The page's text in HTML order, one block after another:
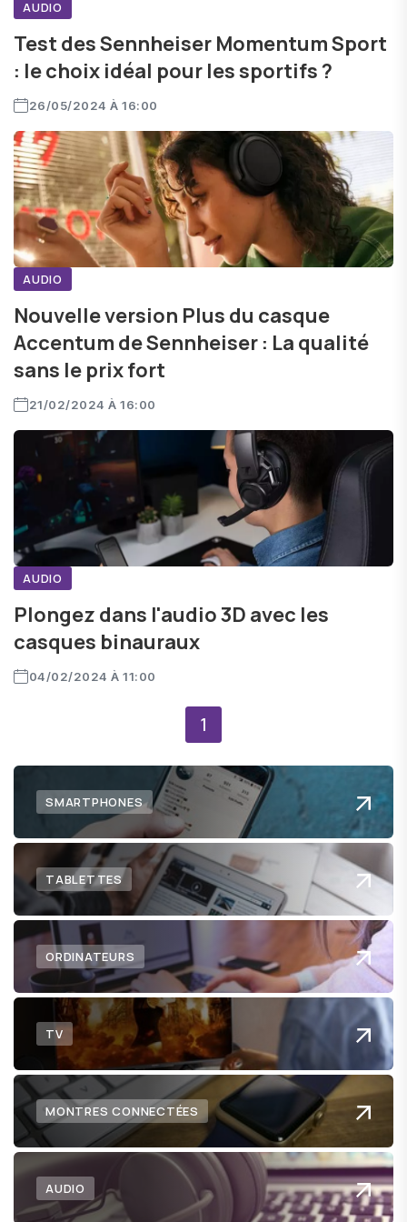
AUDIO
Test des Sennheiser Momentum Sport
: le choix idéal pour les sportifs ?
26/05/2024 À 16:00
AUDIO
Nouvelle version Plus du casque
Accentum de Sennheiser : La qualité
sans le prix fort
21/02/2024 À 16:00
AUDIO
Plongez dans l'audio 3D avec les
casques binauraux
04/02/2024 À 11:00
1
SMARTPHONES
TABLETTES
ORDINATEURS
TV
MONTRES CONNECTÉES
AUDIO